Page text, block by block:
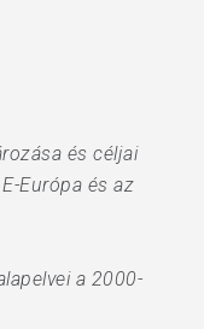
és céljai
Európa és az
a 2000-